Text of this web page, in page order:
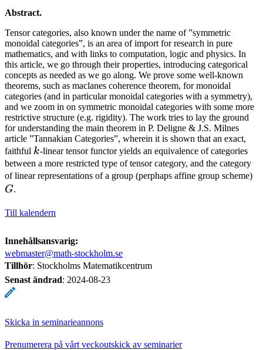
Abstract.
Tensor categories, also known under the name of ”symmetric
monoidal categories”, is an area of import for research in pure
mathematics, and with links to computation, logic and physics. In
this article, we go through their properties, introducing categorical
concepts as needed as we go along. We prove some well-known
theorems, such as maclanes coherence theorem, for monoidal
categories (and in particular monoidal categories with a symmetry),
and we zoom in on symmetric monoidal categories with some more
restrictive structure (e.g. rigidity). The work tries to lay the ground
for understanding the main theorem in P. Deligne & J.S. Milnes
article ”Tannakian Categories”, wherein it is shown that an exact,
faithful k
k-linear tensor functor yields an equivalence of categories
between a more restricted type of tensor category, and the category
of linear representations of a group (perphaps affine group scheme)
G.
Till kalendern
Innehållsansvarig:
webmaster@math-stockholm.se
Tillhör: Stockholms Matematikcentrum
Senast ändrad: 2024-08-23
Skicka in seminarieannons
Prenumerera på vårt veckoutskick av seminarier